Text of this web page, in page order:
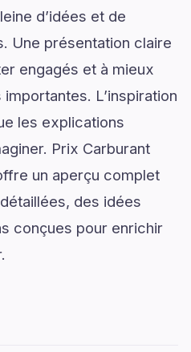
d’idées et de
Une présentation claire
engagés et à mieux
L’inspiration
les explications
Prix Carburant
un aperçu complet
des idées
conçues pour enrichir